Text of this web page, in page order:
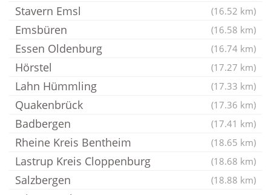
Stavern Emsl (16.52 km)
Emsbüren (16.58 km)
Essen Oldenburg (16.74 km)
Hörstel (17.27 km)
Lahn Hümmling (17.33 km)
Quakenbrück (17.36 km)
Badbergen (17.41 km)
Rheine Kreis Bentheim (18.65 km)
Lastrup Kreis Cloppenburg (18.68 km)
Salzbergen (18.88 km)